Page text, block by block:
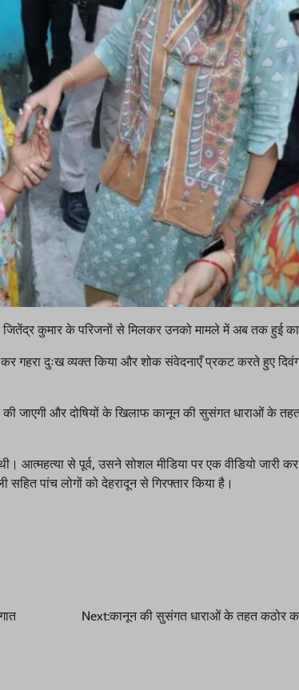
कुमार के परिजनों से मिलकर उनको मामले में अब तक हुई
गहरा दुःख व्यक्त किया और शोक संवेदनाएँ प्रकट करते हुए
की जाएगी और दोषियों के खिलाफ कानून की सुसंगत धाराओं के तहत
आत्महत्या से पूर्व, उसने सोशल मीडिया पर एक वीडियो जारी
सहित पांच लोगों को देहरादून से गिरफ्तार किया है।
Next:कानून की सुसंगत धाराओं के तहत कठोर